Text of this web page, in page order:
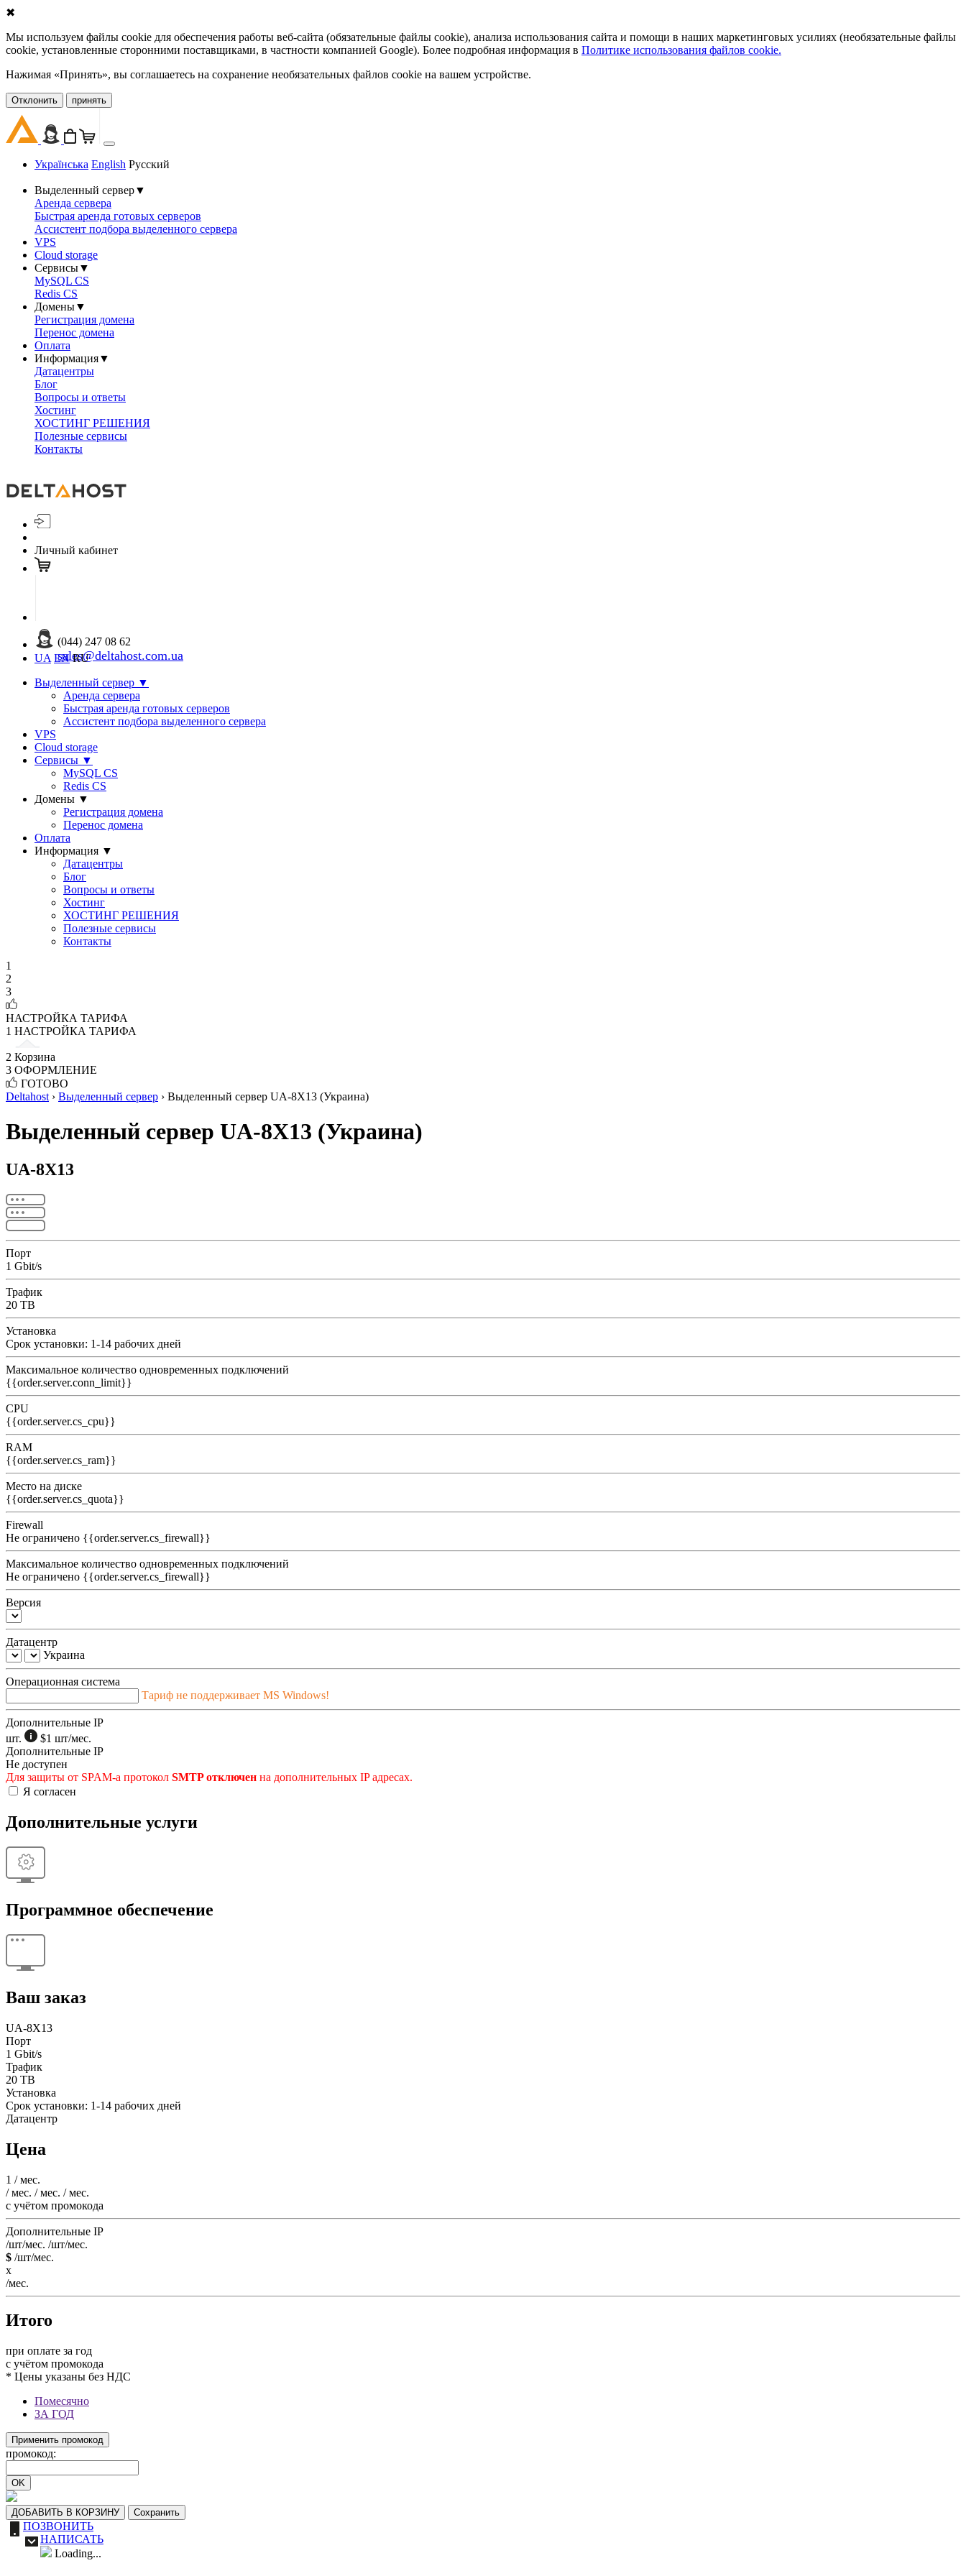
✖
Мы используем файлы cookie для обеспечения работы веб-сайта (обязательные файлы cookie), анализа использования сайта и помощи в наших маркетинговых усилиях (необязательные файлы
cookie, установленные сторонними поставщиками, в частности компанией Google). Более подробная информация в Политике использования файлов cookie.
Нажимая «Принять», вы соглашаетесь на сохранение необязательных файлов cookie на вашем устройстве.
Oтклонить принять
Українська English Русский
Выделенный сервер▼
Аренда сервера
Быстрая аренда готовых серверов
Ассистент подбора выделенного сервера
VPS
Cloud storage
Сервисы▼
MySQL CS
Redis CS
Домены▼
Регистрация домена
Перенос домена
Оплата
Информация▼
Датацентры
Блог
Вопросы и ответы
Хостинг
ХОСТИНГ РЕШЕНИЯ
Полезные сервисы
Контакты
Личный кабинет
(044) 247 08 62
sales@deltahost.com.ua
UA EN RU
Выделенный сервер ▼
Аренда сервера
Быстрая аренда готовых серверов
Ассистент подбора выделенного сервера
VPS
Cloud storage
Сервисы ▼
MySQL CS
Redis CS
Домены ▼
Регистрация домена
Перенос домена
Оплата
Информация ▼
Датацентры
Блог
Вопросы и ответы
Хостинг
ХОСТИНГ РЕШЕНИЯ
Полезные сервисы
Контакты
1
2
3
НАСТРОЙКА ТАРИФА
1 НАСТРОЙКА ТАРИФА
2 Корзина
3 ОФОРМЛЕНИЕ
ГОТОВО
Deltahost › Выделенный сервер › Выделенный сервер UA-8X13 (Украина)
Выделенный сервер UA-8X13 (Украина)
UA-8X13
Порт
1 Gbit/s
Трафик
20 TB
Установка
Срок установки: 1-14 рабочих дней
Максимальное количество одновременных подключений
{{order.server.conn_limit}}
CPU
{{order.server.cs_cpu}}
RAM
{{order.server.cs_ram}}
Место на диске
{{order.server.cs_quota}}
Firewall
Не ограничено {{order.server.cs_firewall}}
Максимальное количество одновременных подключений
Не ограничено {{order.server.cs_firewall}}
Версия
Датацентр
Украина
Операционная система
Тариф не поддерживает MS Windows!
Дополнительные IP
шт.
$1 шт/мес.
Дополнительные IP
Не доступен
Для защиты от SPAM-а протокол SMTP отключен на дополнительных IP адресах.
Я согласен
Дополнительные услуги
Программное обеспечение
Ваш заказ
UA-8X13
Порт
1 Gbit/s
Трафик
20 TB
Установка
Срок установки: 1-14 рабочих дней
Датацентр
Цена
1 / мес.
/ мес. / мес. / мес.
c учётом промокода
Дополнительные IP
/шт/мес. /шт/мес.
$ /шт/мес.
x
/мес.
Итого
при оплате за год
c учётом промокода
* Цены указаны без НДС
Помесячно
ЗА ГОД
Применить промокод
промокод:
OK
ДОБАВИТЬ В КОРЗИНУ Сохранить
ПОЗВОНИТЬ
НАПИСАТЬ
Loading...